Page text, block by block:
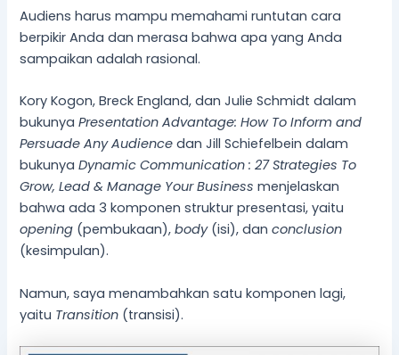
Audiens harus mampu memahami runtutan cara
berpikir Anda dan merasa bahwa apa yang Anda
sampaikan adalah rasional.
Kory Kogon, Breck England, dan Julie Schmidt dalam
bukunyaPresentation Advantage: How To Inform and
Persuade Any Audience dan Jill Schiefelbein dalam
bukunyaDynamic Communication : 27 Strategies To
Grow, Lead & Manage Your Businessmenjelaskan
bahwa ada 3 komponen struktur presentasi, yaitu
opening (pembukaan),body (isi), danconclusion
(kesimpulan).
Namun, saya menambahkan satu komponen lagi,
yaitu Transition (transisi).